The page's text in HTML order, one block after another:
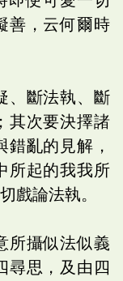
善，云何爾時
、斷法執、斷
其次要決擇諸
亂的見解，
所起的我我所
戲論法執。
所攝似法似義
尋思，及由四